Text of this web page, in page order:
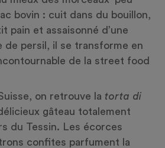
bovin : cuit dans du bouillon,
pain et assaisonné d’une
de persil, il se transforme en
de la street food
on retrouve la torta di
gâteau totalement
du Tessin. Les écorces
confites parfument la